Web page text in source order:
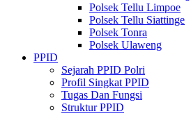
Polsek Tellu Limpoe
Polsek Tellu Siattinge
Polsek Tonra
Polsek Ulaweng
PPID
Sejarah PPID Polri
Profil Singkat PPID
Tugas Dan Fungsi
Struktur PPID